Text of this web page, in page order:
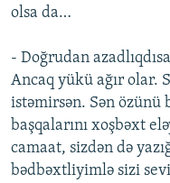
olsa da…
- Doğrudan
Ancaq yükü ağır olar.
istəmirsən. Sən özünü
başqalarını xoşbəxt
camaat, sizdən də
bədbəxtliyimlə sizi